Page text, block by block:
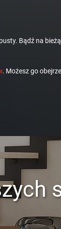
Bądź na
. Możesz go